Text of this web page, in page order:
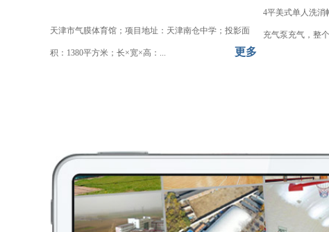
天津市气膜体育馆；项目地址：天津南仓中学；投影面
积：1380平方米；长×宽×高：... 更多
4平美式单人洗消
充气泵充气，整